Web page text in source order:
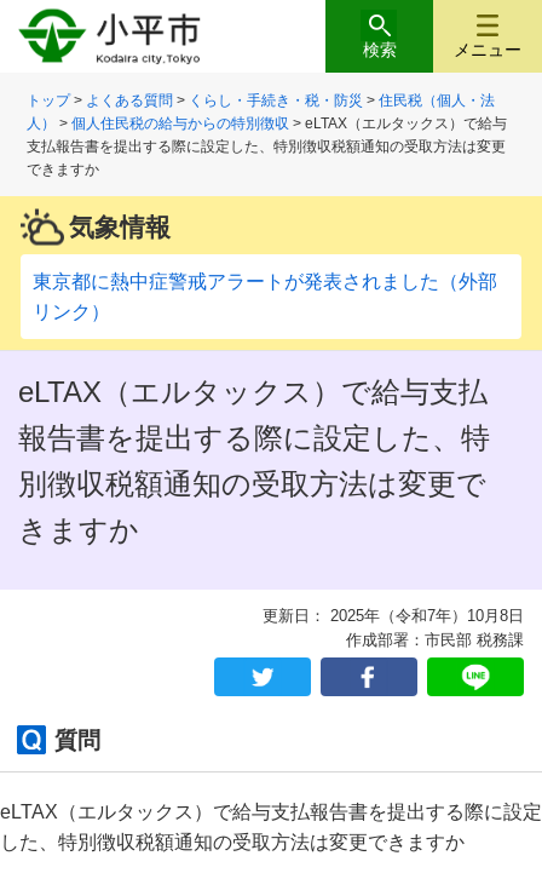
メニュー
検索
トップ> よくある質問 > くらし・手続き・税・防災 >住民税（個人・法
人）
>個人住民税の給与からの特別徴収 > eLTAX（エルタックス）で給与
支払報告書を提出する際に設定した、特別徴収税額通知の受取方法は変更
できますか
気象情報
東京都に熱中症警戒アラートが発表されました（外部
リンク）
eLTAX（エルタックス）で給与支払
報告書を提出する際に設定した、特
別徴収税額通知の受取方法は変更で
きますか
更新日： 2025年（令和7年）10月8日
作成部署：市民部 税務課
質問
eLTAX（エルタックス）で給与支払報告書を提出する際に設定
した、特別徴収税額通知の受取方法は変更できますか